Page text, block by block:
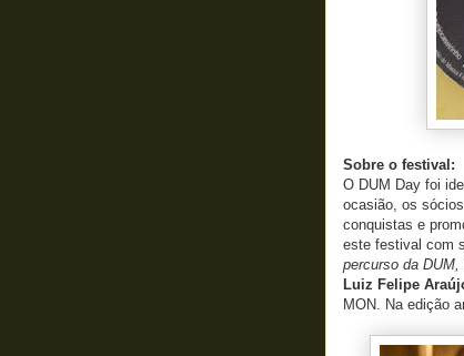
Sobre o festival:
O DUM Day foi
ocasião, os
conquistas e
este festival com
percurso da
Luiz Felipe
MON. Na edição